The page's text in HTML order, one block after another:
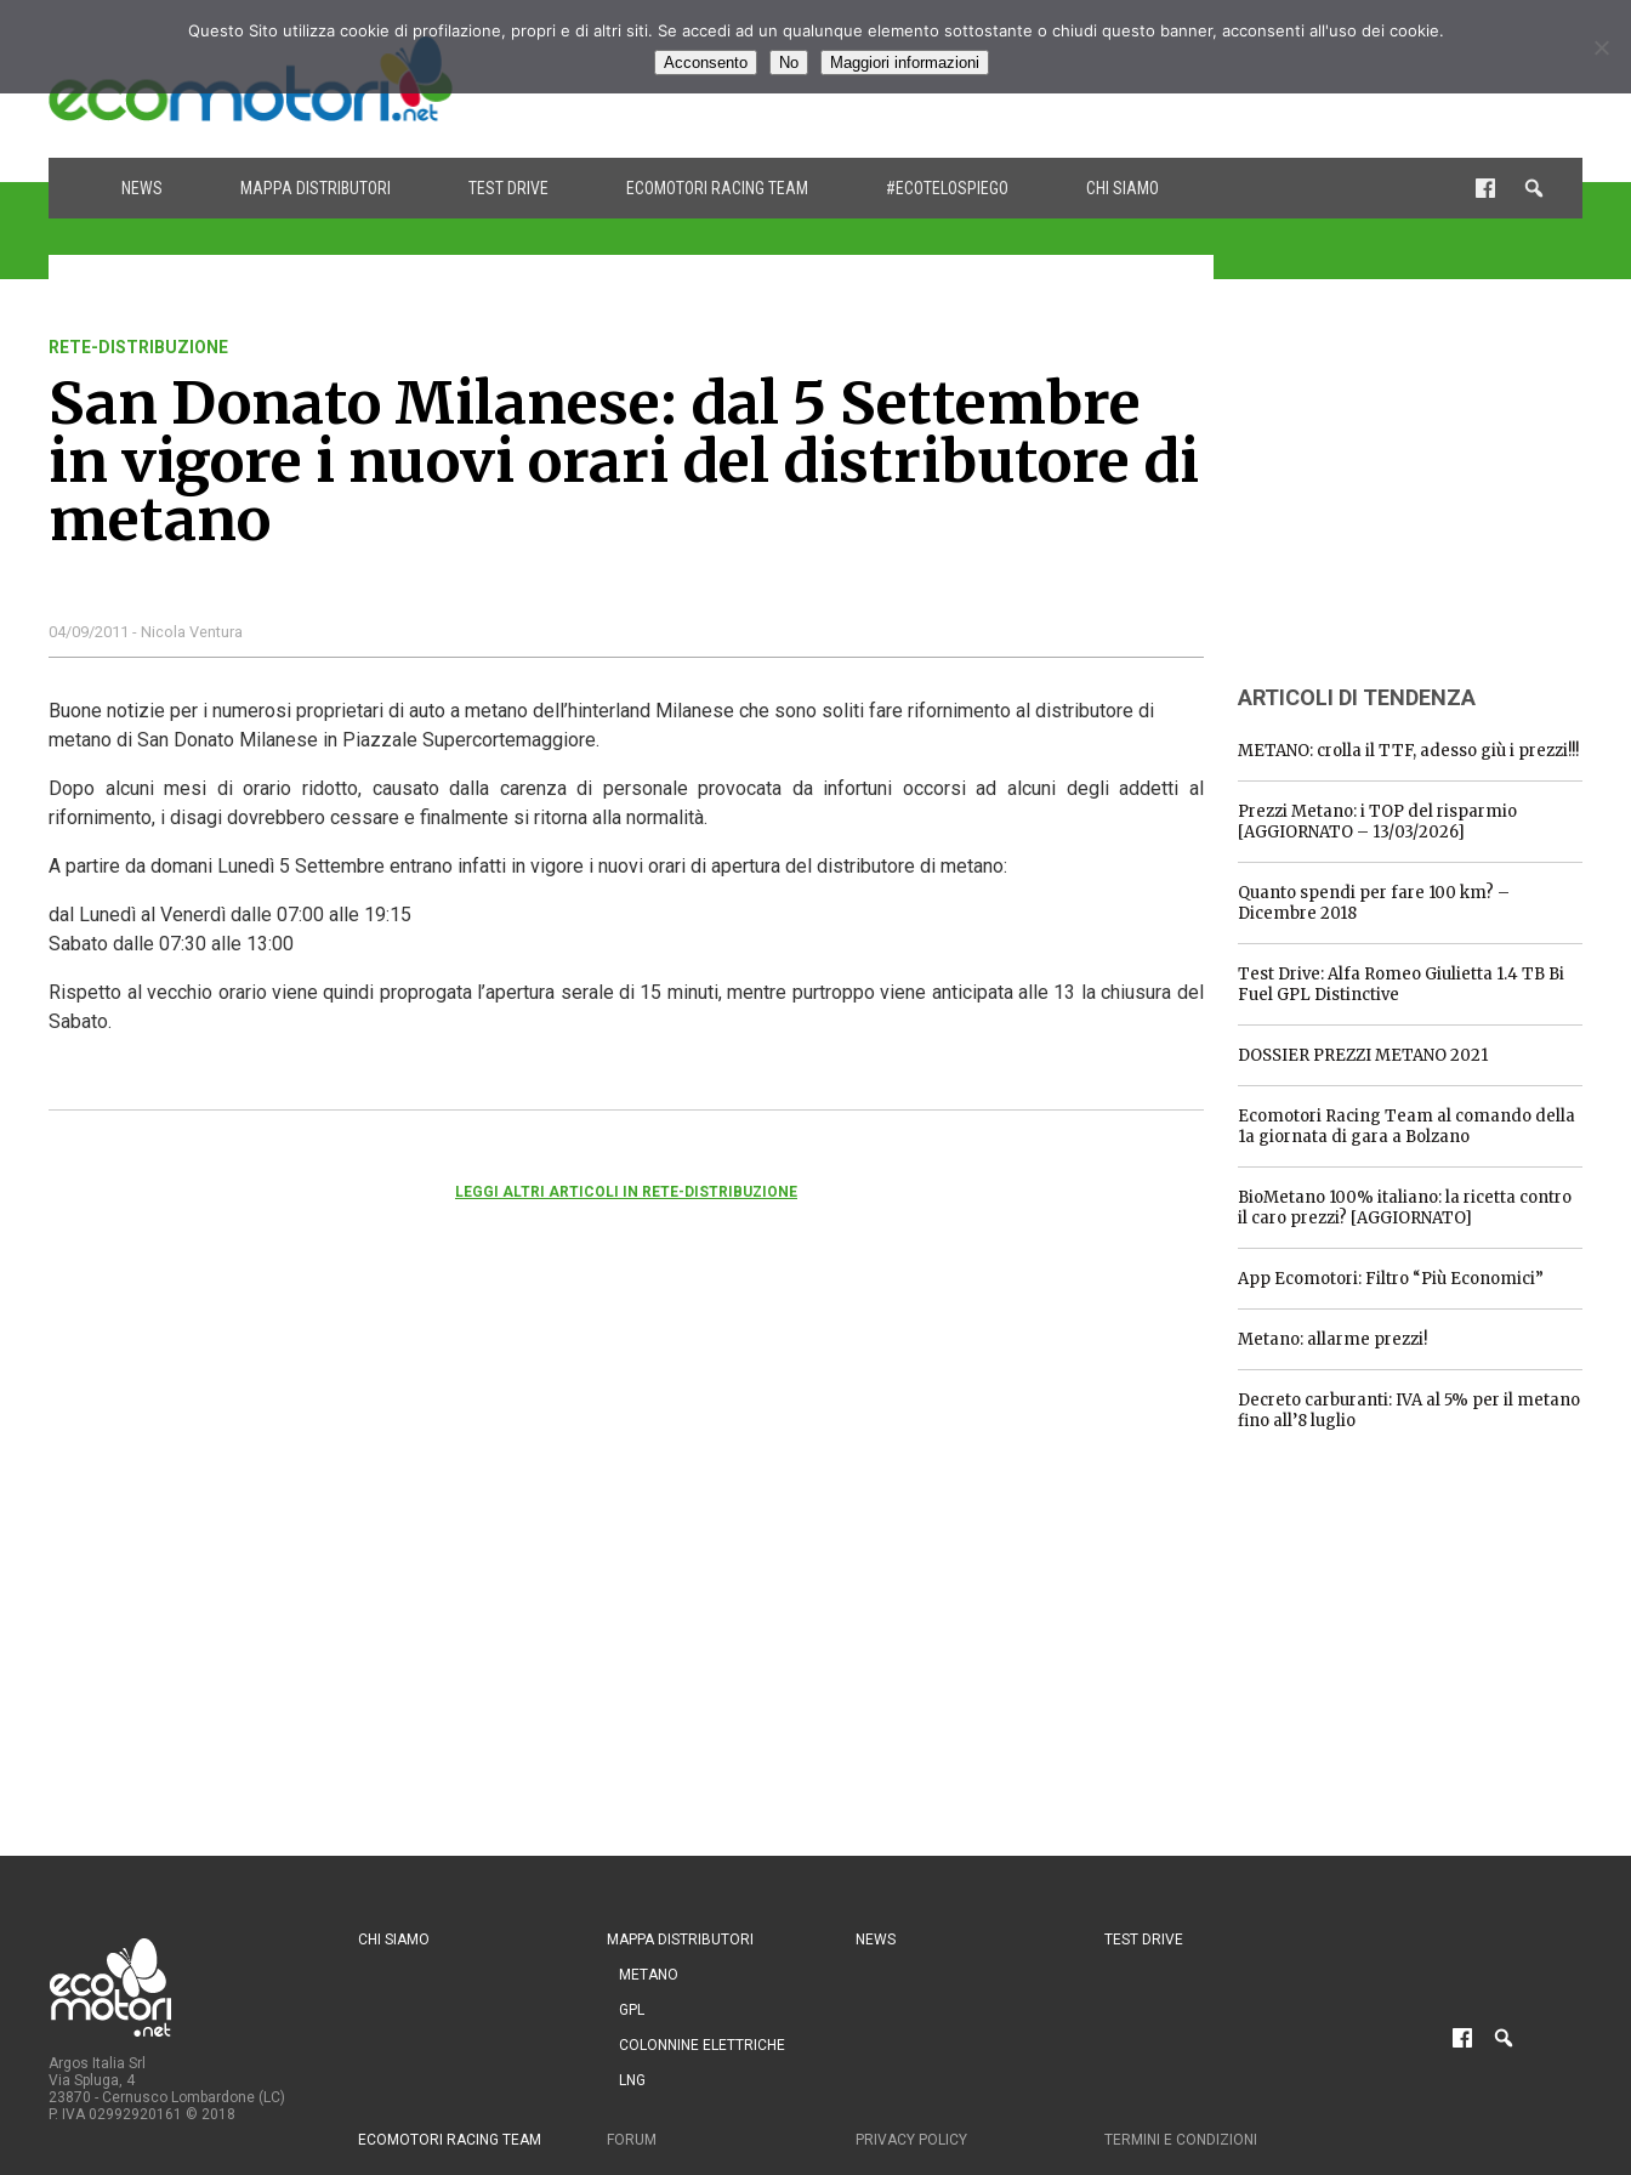
NEWS MAPPA DISTRIBUTORI TEST DRIVE ECOMOTORI RACING TEAM #ECOTELOSPIEGO CHI SIAMO
RETE-DISTRIBUZIONE
San Donato Milanese: dal 5 Settembre
in vigore i nuovi orari del distributore di
metano
04/09/2011 - Nicola Ventura
Buone notizie per i numerosi proprietari di auto a metano dell’hinterland Milanese che sono soliti fare rifornimento al distributore di
metano di San Donato Milanese in Piazzale Supercortemaggiore.
Dopo alcuni mesi di orario ridotto, causato dalla carenza di personale provocata da infortuni occorsi ad alcuni degli addetti al
rifornimento, i disagi dovrebbero cessare e finalmente si ritorna alla normalità.
A partire da domani Lunedì 5 Settembre entrano infatti in vigore i nuovi orari di apertura del distributore di metano:
dal Lunedì al Venerdì dalle 07:00 alle 19:15
Sabato dalle 07:30 alle 13:00
Rispetto al vecchio orario viene quindi proprogata l’apertura serale di 15 minuti, mentre purtroppo viene anticipata alle 13 la chiusura del
Sabato.
LEGGI ALTRI ARTICOLI IN RETE-DISTRIBUZIONE
ARTICOLI DI TENDENZA
METANO: crolla il TTF, adesso giù i prezzi!!!
Prezzi Metano: i TOP del risparmio
[AGGIORNATO – 13/03/2026]
Quanto spendi per fare 100 km? –
Dicembre 2018
Test Drive: Alfa Romeo Giulietta 1.4 TB Bi
Fuel GPL Distinctive
DOSSIER PREZZI METANO 2021
Ecomotori Racing Team al comando della
1a giornata di gara a Bolzano
BioMetano 100% italiano: la ricetta contro
il caro prezzi? [AGGIORNATO]
App Ecomotori: Filtro “Più Economici”
Metano: allarme prezzi!
Decreto carburanti: IVA al 5% per il metano
fino all’8 luglio
Argos Italia Srl
Via Spluga, 4
23870 - Cernusco Lombardone (LC)
P. IVA 02992920161 © 2018
CHI SIAMO MAPPA DISTRIBUTORI
METANO
GPL
COLONNINE ELETTRICHE
LNG
NEWS TEST DRIVE
ECOMOTORI RACING TEAM FORUM PRIVACY POLICY TERMINI E CONDIZIONI
Questo Sito utilizza cookie di profilazione, propri e di altri siti. Se accedi ad un qualunque elemento sottostante o chiudi questo banner, acconsenti all'uso dei cookie.
Acconsento No Maggiori informazioni